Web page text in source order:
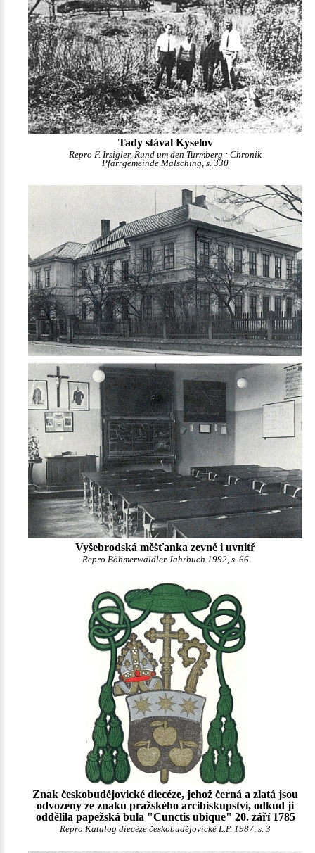
Tady stával Kyselov
Repro F. Irsigler, Rund um den Turmberg : Chronik
Pfarrgemeinde Malsching, s. 330
Vyšebrodská měšťanka zevně i uvnitř
Repro Böhmerwaldler Jahrbuch 1992, s. 66
Znak českobudějovické diecéze, jehož černá a zlatá jsou
odvozeny ze znaku pražského arcibiskupství, odkud ji
oddělila papežská bula "Cunctis ubique" 20. září 1785
Repro Katalog diecéze českobudějovické L.P. 1987, s. 3